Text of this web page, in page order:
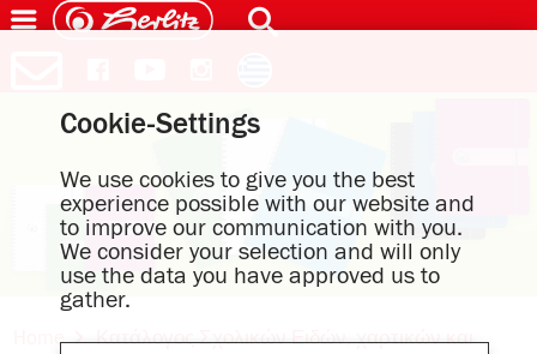
Home
Κατάλογος Σχολικών Ειδών, χαρτικών και
Cookie-Settings
We use cookies to give you the best
experience possible with our website and
to improve our communication with you.
We consider your selection and will only
use the data you have approved us to
gather.